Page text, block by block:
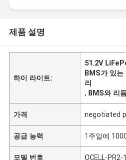
제품 설명
하이 라이트:
51.2V
BMS가 있는
리
, BMS와 리
가격 negotiated
공급 능력 1주일에
모델 번호 OCELL-PR2-